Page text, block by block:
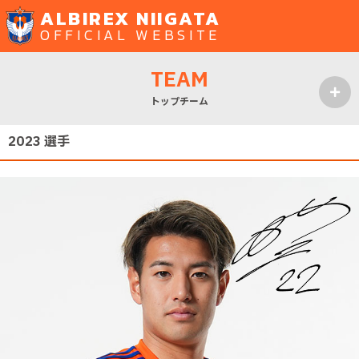
ALBIREX NIIGATA
OFFICIAL WEBSITE
TEAM
トップチーム
2023 選手